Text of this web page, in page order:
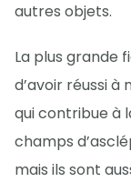
autres objets.
La plus grande
d’avoir réussi
qui contribue à
champs
mais ils sont